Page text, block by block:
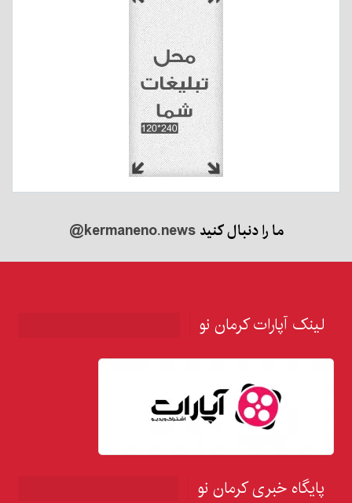
ما را دنبال کنید@kermaneno.news
لینک آپارات کرمان نو
پایگاه خبری کرمان نو